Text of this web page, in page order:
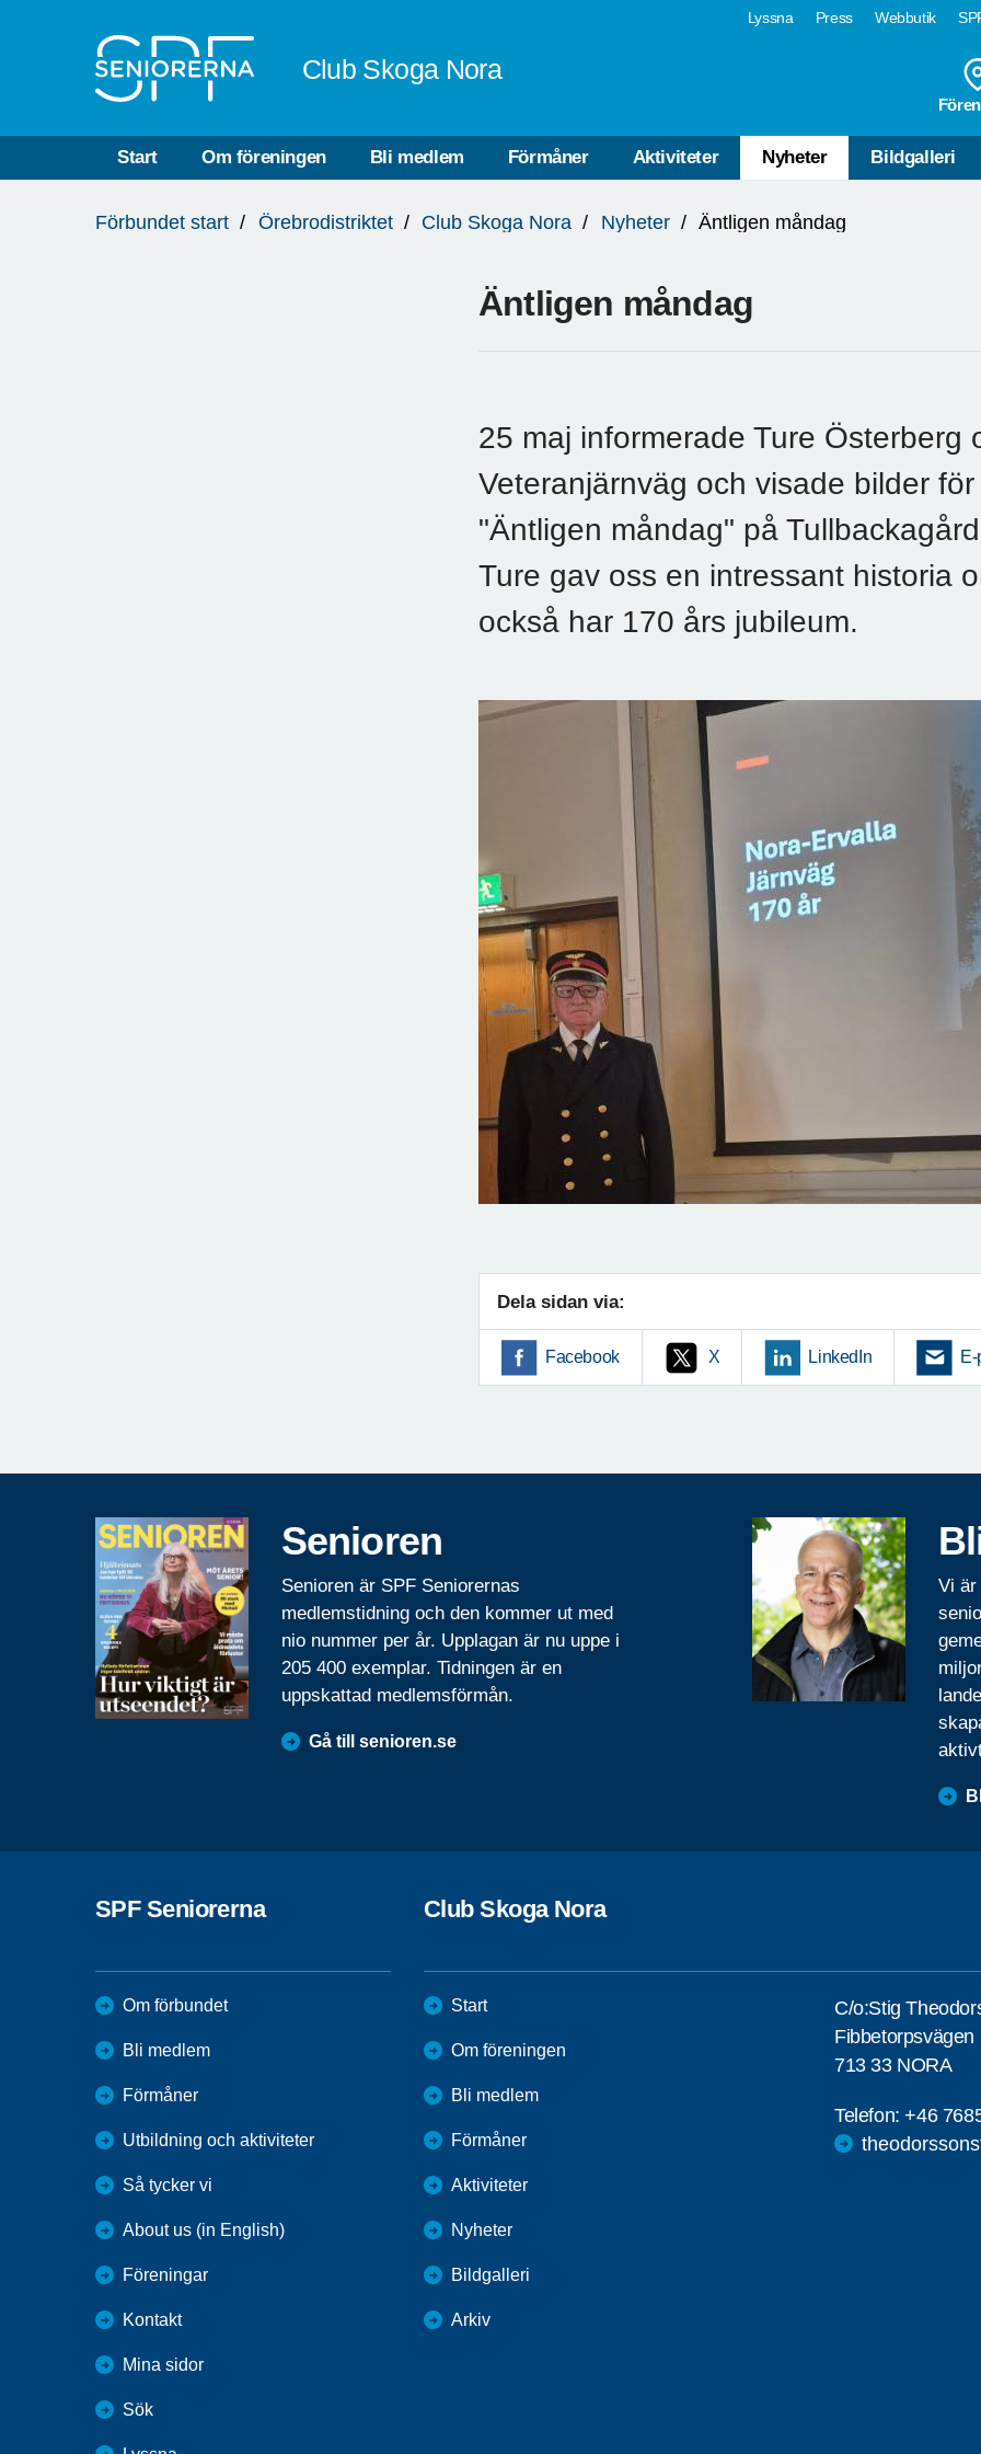
Lyssna Press Webbutik
Club Skoga Nora
Start Om föreningen Bli medlem Förmåner Aktiviteter Nyheter Bildgalleri
är
Förbundet start Örebrodistriktet Club Skoga Nora Nyheter Äntligen måndag
Äntligen måndag
25 maj informerade Ture Österberg
Veteranjärnväg och visade bilder
"Äntligen måndag" på
Ture gav oss en intressant historia
också har 170 års jubileum.
Dela sidan via:
Facebook X LinkedIn
Senioren
Senioren är SPF Seniorernas
medlemstidning och den kommer ut med
nio nummer per år. Upplagan är nu uppe i
205 400 exemplar. Tidningen är en
uppskattad medlemsförmån.
Gå till senioren.se
Vi är
SPF Seniorerna
Om förbundet
Bli medlem
Förmåner
Utbildning och aktiviteter
Så tycker vi
About us (in English)
Föreningar
Kontakt
Mina sidor
Sök
Club Skoga Nora
Start
Om föreningen
Bli medlem
Förmåner
Aktiviteter
Nyheter
Bildgalleri
Arkiv
C/o:Stig
Fibbetorpsvägen
713 33 NORA
Telefon:+46